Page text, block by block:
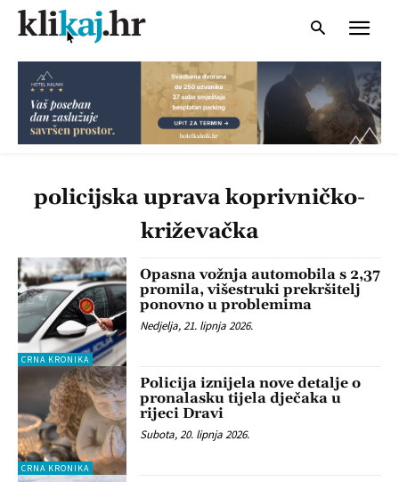
policijska uprava koprivničko-
križevačka
CRNA KRONIKA
Opasna vožnja automobila s 2,37
promila, višestruki prekršitelj
ponovno u problemima
Nedjelja, 21. lipnja 2026.
CRNA KRONIKA
Policija iznijela nove detalje o
pronalasku tijela dječaka u
rijeci Dravi
Subota, 20. lipnja 2026.